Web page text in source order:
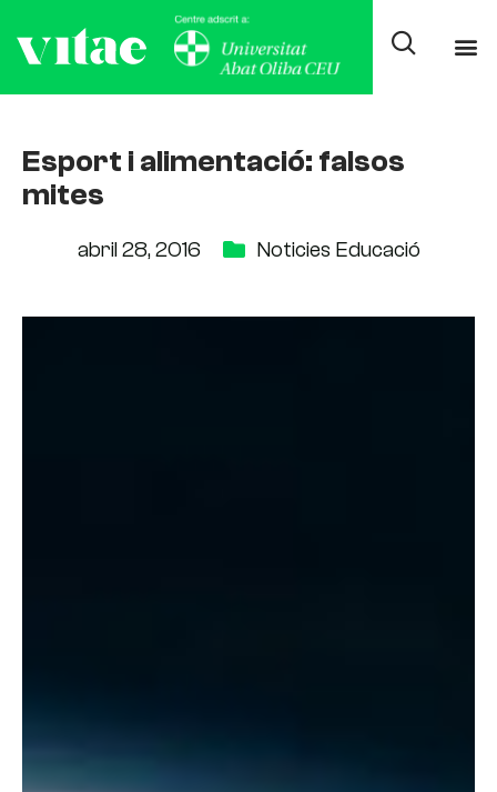
Esport i alimentació: falsos
mites
abril 28, 2016 Noticies Educació